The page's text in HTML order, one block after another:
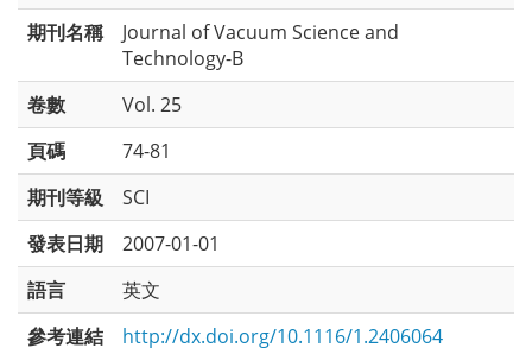
期刊名稱
Journal of Vacuum Science and
Technology-B
卷數
Vol. 25
頁碼
74-81
期刊等級
SCI
發表日期
2007-01-01
語言
英文
參考連結
http://dx.doi.org/10.1116/1.2406064